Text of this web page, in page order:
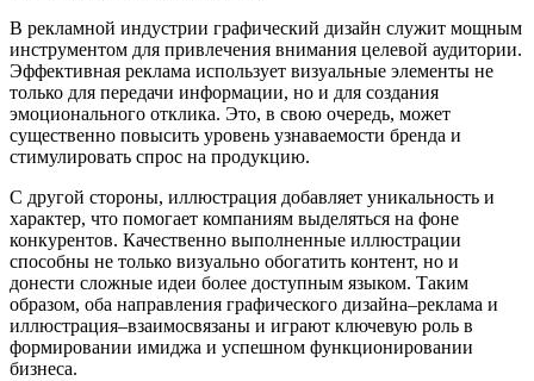
В рекламной индустрии графический дизайн служит мощным
инструментом для привлечения внимания целевой аудитории.
Эффективная реклама использует визуальные элементы не
только для передачи информации, но и для создания
эмоционального отклика. Это, в свою очередь, может
существенно повысить уровень узнаваемости бренда и
стимулировать спрос на продукцию.
С другой стороны, иллюстрация добавляет уникальность и
характер, что помогает компаниям выделяться на фоне
конкурентов. Качественно выполненные иллюстрации
способны не только визуально обогатить контент, но и
донести сложные идеи более доступным языком. Таким
образом, оба направления графического дизайна–реклама и
иллюстрация–взаимосвязаны и играют ключевую роль в
формировании имиджа и успешном функционировании
бизнеса.